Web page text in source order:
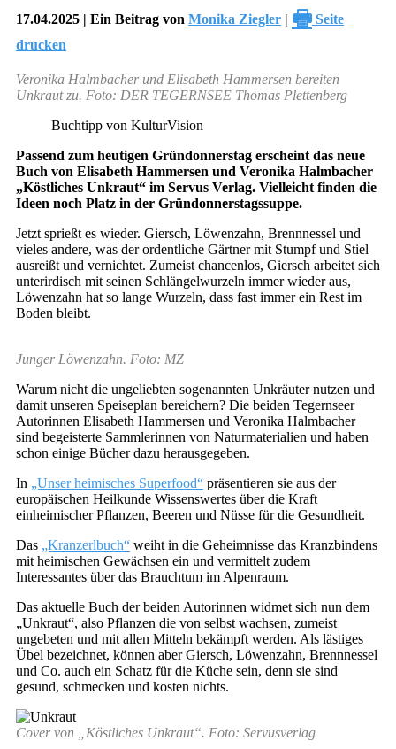
17.04.2025 | Ein Beitrag von Monika Ziegler | 🖶 Seite
drucken
Veronika Halmbacher und Elisabeth Hammersen bereiten
Unkraut zu. Foto: DER TEGERNSEE Thomas Plettenberg
Buchtipp von KulturVision
Passend zum heutigen Gründonnerstag erscheint das neue
Buch von Elisabeth Hammersen und Veronika Halmbacher
„Köstliches Unkraut“ im Servus Verlag. Vielleicht finden die
Ideen noch Platz in der Gründonnerstagssuppe.
Jetzt sprießt es wieder. Giersch, Löwenzahn, Brennnessel und
vieles andere, was der ordentliche Gärtner mit Stumpf und Stiel
ausreißt und vernichtet. Zumeist chancenlos, Giersch arbeitet sich
unterirdisch mit seinen Schlängelwurzeln immer wieder aus,
Löwenzahn hat so lange Wurzeln, dass fast immer ein Rest im
Boden bleibt.
Junger Löwenzahn. Foto: MZ
Warum nicht die ungeliebten sogenannten Unkräuter nutzen und
damit unseren Speiseplan bereichern? Die beiden Tegernseer
Autorinnen Elisabeth Hammersen und Veronika Halmbacher
sind begeisterte Sammlerinnen von Naturmaterialien und haben
schon einige Bücher dazu herausgegeben.
In „Unser heimisches Superfood“ präsentieren sie aus der
europäischen Heilkunde Wissenswertes über die Kraft
einheimischer Pflanzen, Beeren und Nüsse für die Gesundheit.
Das „Kranzerlbuch“ weiht in die Geheimnisse das Kranzbindens
mit heimischen Gewächsen ein und vermittelt zudem
Interessantes über das Brauchtum im Alpenraum.
Das aktuelle Buch der beiden Autorinnen widmet sich nun dem
„Unkraut“, also Pflanzen die von selbst wachsen, zumeist
ungebeten und mit allen Mitteln bekämpft werden. Als lästiges
Übel bezeichnet, können aber Giersch, Löwenzahn, Brennnessel
und Co. auch ein Schatz für die Küche sein, denn sie sind
gesund, schmecken und kosten nichts.
Cover von „Köstliches Unkraut“. Foto: Servusverlag